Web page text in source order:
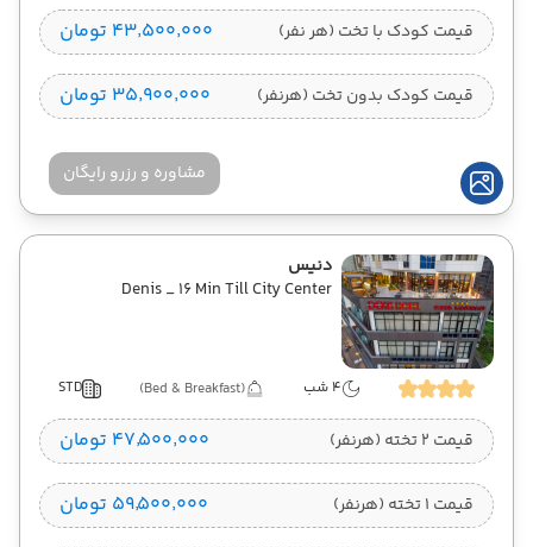
قیمت کودک با تخت (هر نفر) ۴۳٬۵۰۰٬۰۰۰ تومان
قیمت کودک بدون تخت (هرنفر) ۳۵٬۹۰۰٬۰۰۰ تومان
مشاوره و رزرو رایگان
دنیس
Denis _ 16 Min Till City Center
4 شب (Bed & Breakfast)
STD
قیمت 2 تخته (هرنفر) ۴۷٬۵۰۰٬۰۰۰ تومان
قیمت 1 تخته (هرنفر) ۵۹٬۵۰۰٬۰۰۰ تومان